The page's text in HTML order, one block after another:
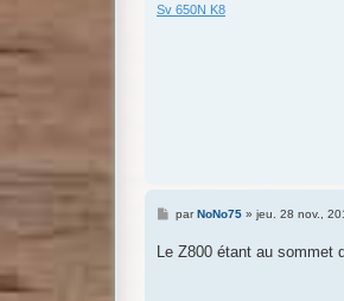
Sv 650N K8
M
s
parNoNo75» jeu. 28 nov.,
Le Z800 étant au sommet